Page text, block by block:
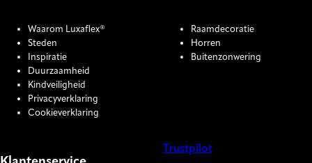
Waarom Luxaflex®
Steden
Inspiratie
Duurzaamheid
Kindveiligheid
Privacyverklaring
Cookieverklaring
Raamdecoratie
Horren
Buitenzonwering
Trustpilot